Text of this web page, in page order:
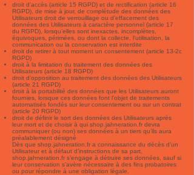
droit d'accès (article 15 RGPD) et de rectification (article 16
RGPD), de mise à jour, de complétude des données des
Utilisateurs droit de verrouillage ou d’effacement des
données des Utilisateurs à caractère personnel (article 17
du RGPD), lorsqu’elles sont inexactes, incomplètes,
équivoques, périmées, ou dont la collecte, l'utilisation, la
communication ou la conservation est interdite
droit de retirer à tout moment un consentement (article 13-2c
RGPD)
droit à la limitation du traitement des données des
Utilisateurs (article 18 RGPD)
droit d’opposition au traitement des données des Utilisateurs
(article 21 RGPD)
droit à la portabilité des données que les Utilisateurs auront
fournies, lorsque ces données font l’objet de traitements
automatisés fondés sur leur consentement ou sur un contrat
(article 20 RGPD)
droit de définir le sort des données des Utilisateurs après
leur mort et de choisir à qui shop.jahneration.fr devra
communiquer (ou non) ses données à un tiers qu’ils aura
préalablement désigné
Dès que shop.jahneration.fr a connaissance du décès d’un
Utilisateur et à défaut d’instructions de sa part,
shop.jahneration.fr s’engage à détruire ses données, sauf si
leur conservation s’avère nécessaire à des fins probatoires
ou pour répondre à une obligation légale.